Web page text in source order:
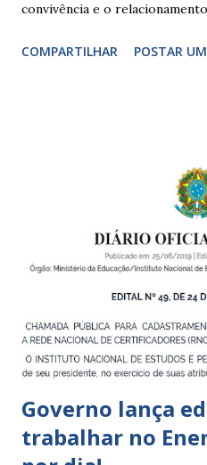
convivência e o
garantir o direito das crianças
crianças de zero a 3 anos e 11
Municipais de Educação
a 5 anos e 11 meses; –
Educação Infantil, que recebe
Indígena, e trabalham com cri...
COMPARTILHAR POSTAR
Governo lança
trabalhar no